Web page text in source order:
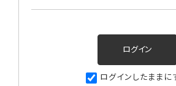
ログインしたままに